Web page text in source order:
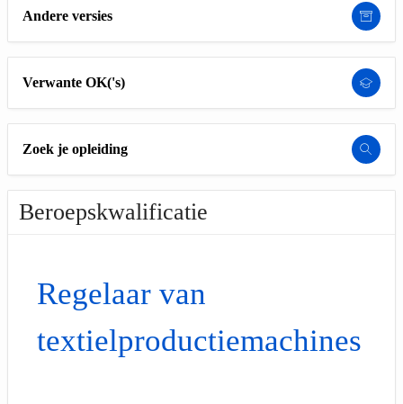
Andere versies
Verwante OK('s)
Zoek je opleiding
Beroepskwalificatie
Regelaar van
textielproductiemachines